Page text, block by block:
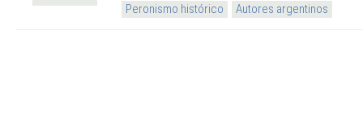
Peronismo histórico Autores argentinos